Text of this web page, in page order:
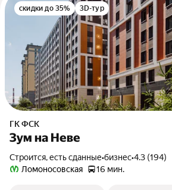
скидки до 35% 3D-тур
ГК ФСК
Зум на Неве
Строится, есть сданные•бизнес•4.3 (194)
Ломоносовская
16 мин.